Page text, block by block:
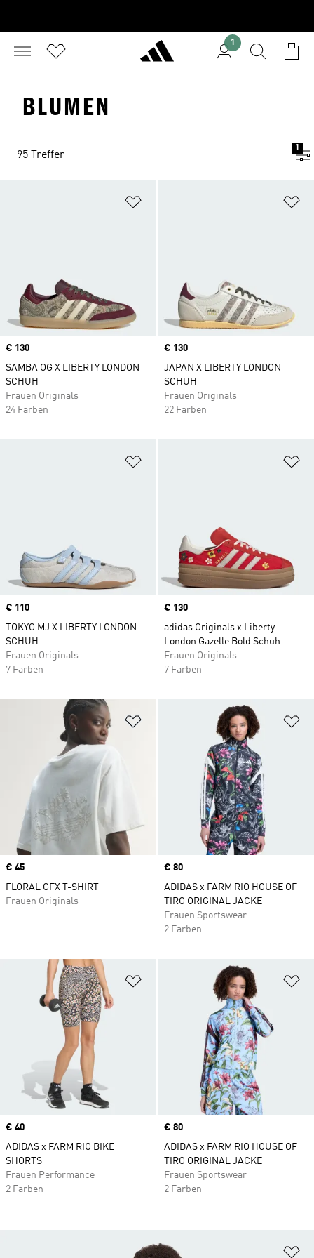
1
BLUMEN
95 Treffer
1
Price
€ 130
SAMBA OG X LIBERTY LONDON
SCHUH
Frauen Originals
24 Farben
Price
€ 130
JAPAN X LIBERTY LONDON
SCHUH
Frauen Originals
22 Farben
Price
€ 110
TOKYO MJ X LIBERTY LONDON
SCHUH
Frauen Originals
7 Farben
Price
€ 130
adidas Originals x Liberty
London Gazelle Bold Schuh
Frauen Originals
7 Farben
Zur Wunschliste hinzufügen
Price
€ 45
FLORAL GFX T-SHIRT
Frauen Originals
Price
€ 80
ADIDAS x FARM RIO HOUSE OF
TIRO ORIGINAL JACKE
Frauen Sportswear
2 Farben
Zur Wunschliste hinzufügen
Price
€ 40
ADIDAS x FARM RIO BIKE
SHORTS
Frauen Performance
2 Farben
Price
€ 80
ADIDAS x FARM RIO HOUSE OF
TIRO ORIGINAL JACKE
Frauen Sportswear
2 Farben